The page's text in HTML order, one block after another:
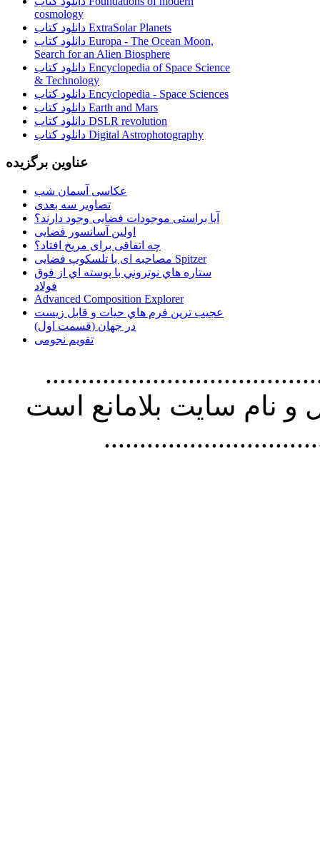
cosmology
دانلود کتاب ExtraSolar Planets
دانلود کتاب Europa - The Ocean Moon,
Search for an Alien Biosphere
دانلود کتاب Encyclopedia of Space Science
& Technology
دانلود کتاب Encyclopedia - Space Sciences
دانلود کتاب Earth and Mars
دانلود کتاب DSLR revolution
دانلود کتاب Digital Astrophotography
عناوین برگزیده
عکاسی آسمان شب
تصاویر سه بعدی
آیا براستی موجودات فضایی وجود دارند؟
اولین آسانسور فضایی
چه اتفاقی برای مریخ افتاد؟
مصاحبه ای با تلسکوپ فضایی Spitzer
ستاره هاي نوتروني با پوسته اي از فوق
فولاد
Advanced Composition Explorer
عجیب ترین فرم هاي حيات و قابل زيست
در جهان (قسمت اول)
تقویم نجومی
استفاده از
نام سايت بلامانع است